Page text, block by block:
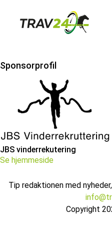
Sponsorprofil
JBS vinderrekutering
Se hjemmeside
Tip redaktionen med
Copyright